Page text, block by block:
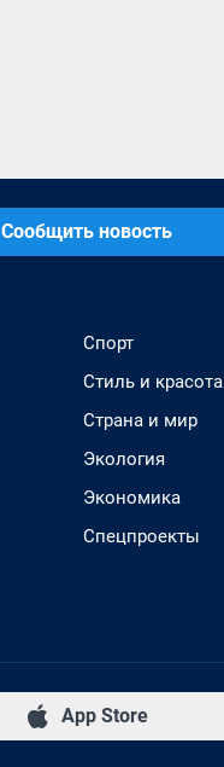
Сообщить новость
Спорт
Стиль и красота
Страна и мир
Экология
Экономика
Спецпроекты
App Store